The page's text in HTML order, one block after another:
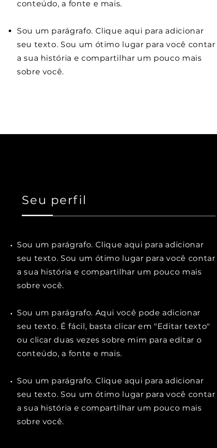
conteúdo, a fonte e mais.
Sou um parágrafo. Clique aqui para adicionar
seu texto. Sou um ótimo lugar para você contar
a sua história e compartilhar um pouco mais
sobre você.
Seu perfil
Sou um parágrafo. Clique aqui para adicionar
seu texto. Sou um ótimo lugar para você contar
a sua história e compartilhar um pouco mais
sobre você.
Sou um parágrafo. Aqui você pode adicionar
seu texto. É fácil, basta clicar em "Editar texto"
ou clicar duas vezes sobre mim para editar o
conteúdo, a fonte e mais.
Sou um parágrafo. Clique aqui para adicionar
seu texto. Sou um ótimo lugar para você contar
a sua história e compartilhar um pouco mais
sobre você.